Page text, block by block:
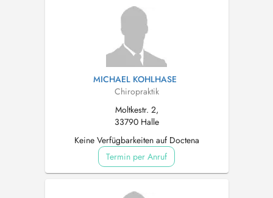
MICHAEL KOHLHASE
Chiropraktik
Moltkestr. 2,
33790 Halle
Keine Verfügbarkeiten auf Doctena
Termin per Anruf